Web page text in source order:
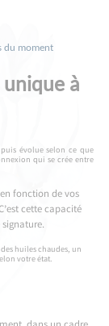
du moment
unique à
évolue selon ce que
qui se crée entre
fonction de vos
cette capacité
huiles chaudes, un
votre état.